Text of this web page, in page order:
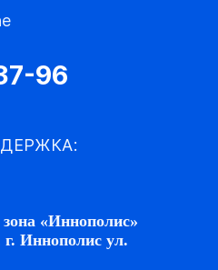
96
«Иннополис»
г. Иннополис ул.